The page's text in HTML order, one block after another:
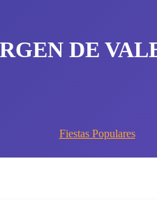
DE
Fiestas Populares